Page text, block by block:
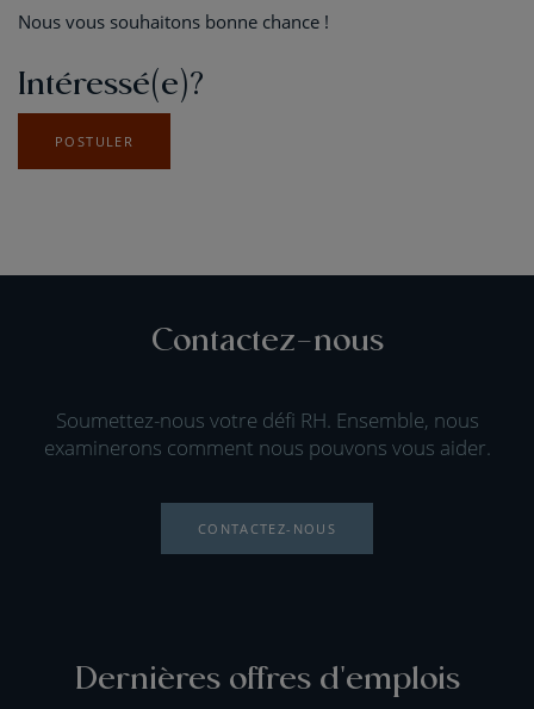
Nous vous souhaitons bonne chance !
Intéressé(e)?
POSTULER
Contactez-nous
Soumettez-nous votre défi RH. Ensemble, nous
examinerons comment nous pouvons vous aider.
CONTACTEZ-NOUS
Dernières offres d'emplois